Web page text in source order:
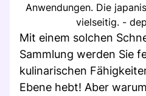
Anwendungen. Die
vielseitig. -
Mit einem solchen
Sammlung werden Sie
kulinarischen
Ebene hebt! Aber